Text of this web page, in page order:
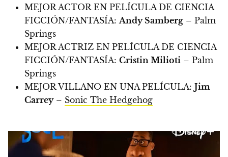
MEJOR ACTOR EN PELÍCULA DE CIENCIA
FICCIÓN/FANTASÍA: Andy Samberg – Palm
Springs
MEJOR ACTRIZ EN PELÍCULA DE CIENCIA
FICCIÓN/FANTASÍA: Cristin Milioti – Palm
Springs
MEJOR VILLANO EN UNA PELÍCULA: Jim
Carrey– Sonic The Hedgehog